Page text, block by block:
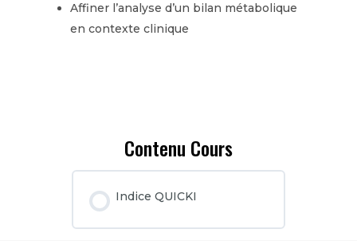
Affiner l’analyse d’un bilan métabolique
en contexte clinique
Contenu Cours
Indice QUICKI